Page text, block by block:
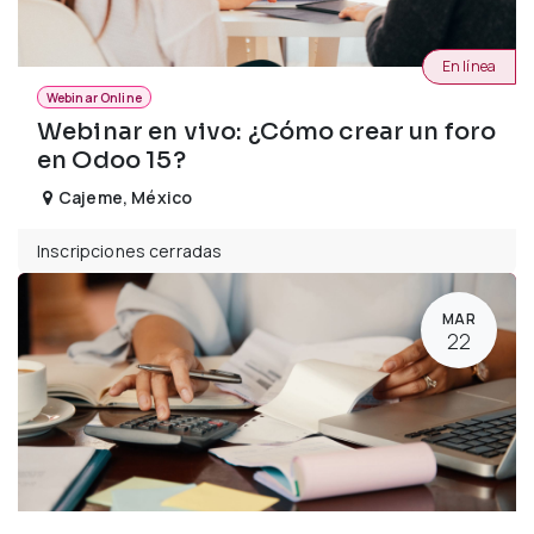
Webinar Online
Webinar en vivo: ¿Cómo crear un foro
en Odoo 15?
En línea
Cajeme, México
Inscripciones cerradas
MAR
22